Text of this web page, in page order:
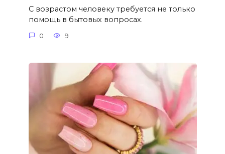
С возрастом человеку требуется не только
помощь в бытовых вопросах.
0 9